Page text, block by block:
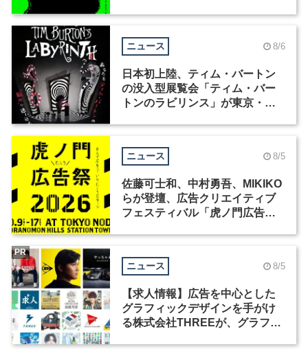
ニュース 8/6
日本初上陸、ティム・バートン
の没入型展覧会「ティム・バー
トンのラビリンス」が東京・豊
ニュース 8/5
佐藤可士和、中村勇吾、MIKIKO
らが登壇、広告クリエイティブ
フェスティバル「虎ノ門広告
ニュース 8/5
【求人情報】広告を中心とした
グラフィックデザインを手がけ
る株式会社THREEが、グラフィ
PR